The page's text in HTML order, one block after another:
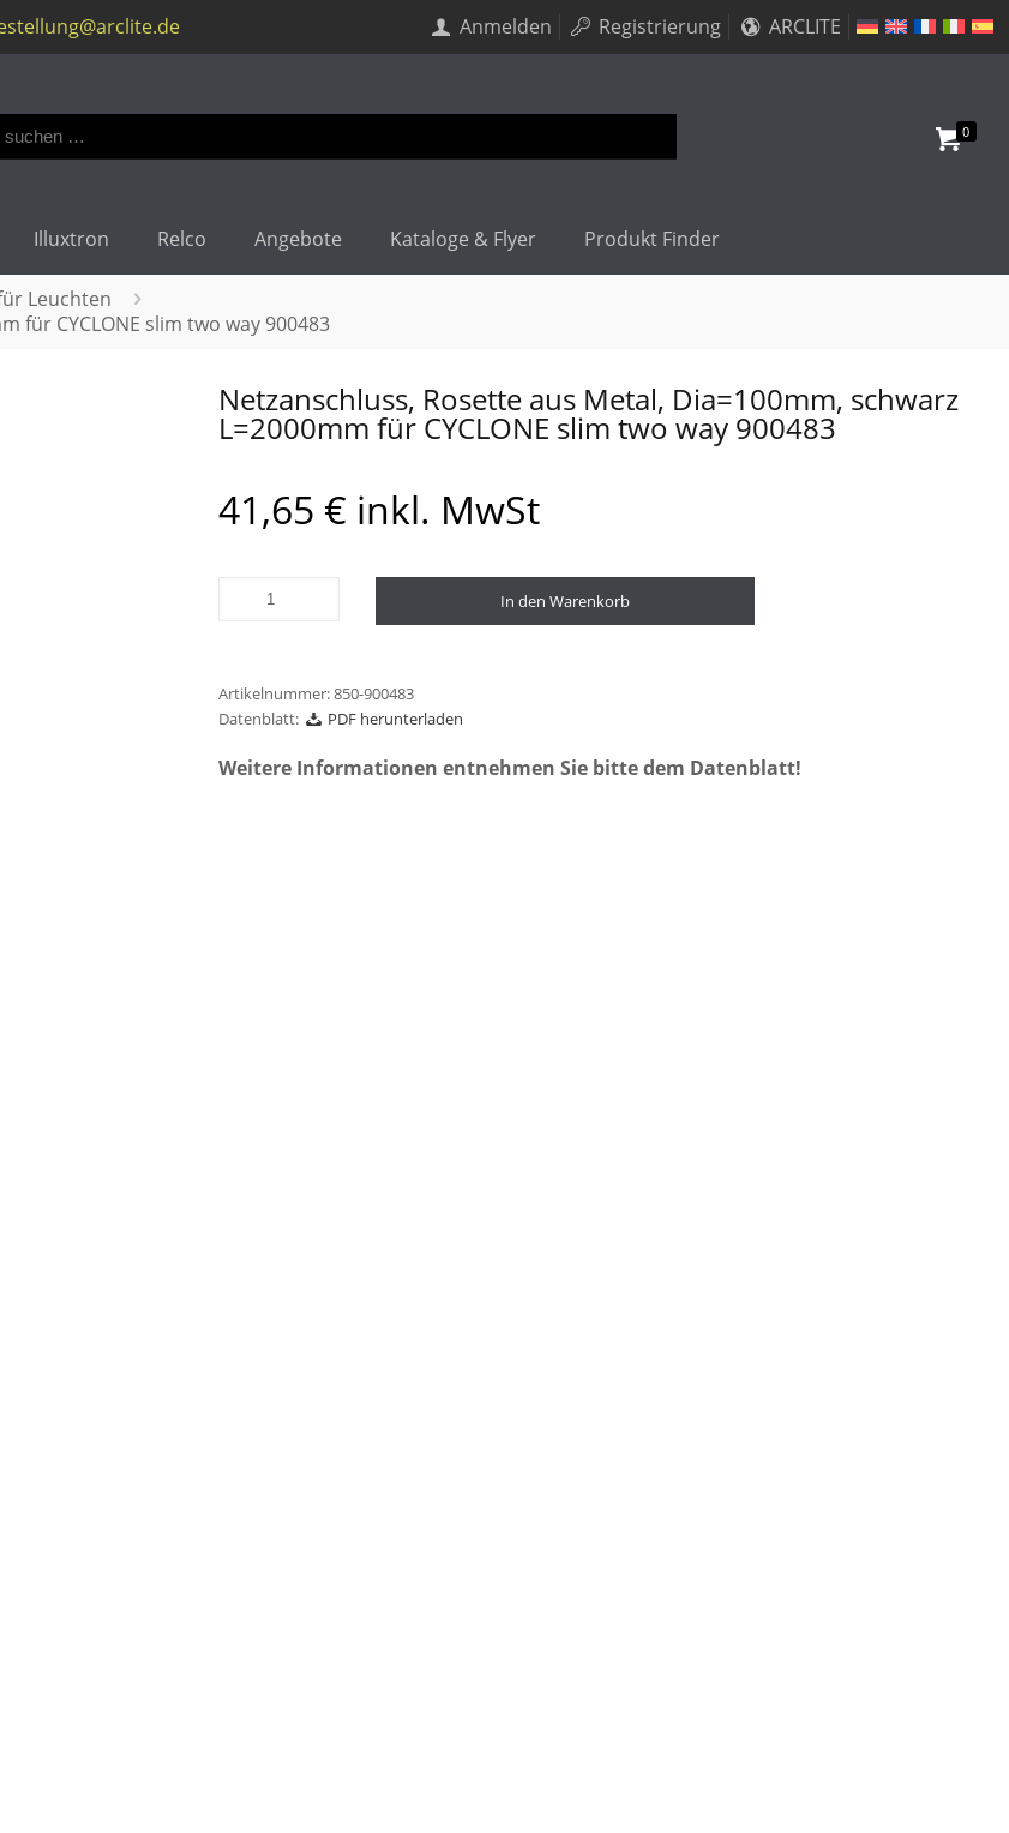
Anmelden Registrierung ARCLITE
0
Illuxtron Relco Angebote Kataloge & Flyer Produkt Finder
Leuchten
für CYCLONE slim two way 900483
Netzanschluss, Rosette aus Metal, Dia=100mm, schwarz
L=2000mm für CYCLONE slim two way 900483
41,65 € inkl. MwSt
In den Warenkorb
Artikelnummer:850-900483
Datenblatt:
PDF herunterladen
Weitere Informationen entnehmen Sie bitte dem Datenblatt!